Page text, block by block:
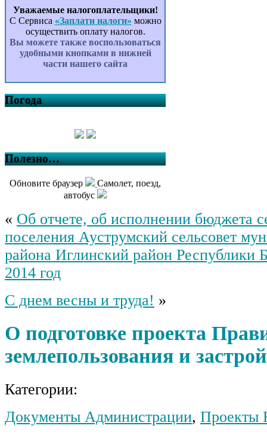
Уважаемые налогоплательщики!
С Сервиса «Заплати налоги» можно
осуществить оплату налогов.
Вы можете также воспользоваться
удобными кнопками в нижней
части нашего сайта
Погода
Полезно…
Обновите браузер
Самолет, поезд,
автобус
« Об отчете, об исполнении бюджета
поселения Ауструмский сельсовет
района Иглинский район Республики
2014 год
С днем весны и труда! »
О подготовке проекта
землепользования и
Категории:
Документы Администрации,